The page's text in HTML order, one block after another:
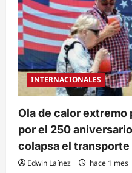
INTERNACIONALES
Ola de calor
por el 250
colapsa el transporte
Edwin Laínez hace 1 mes